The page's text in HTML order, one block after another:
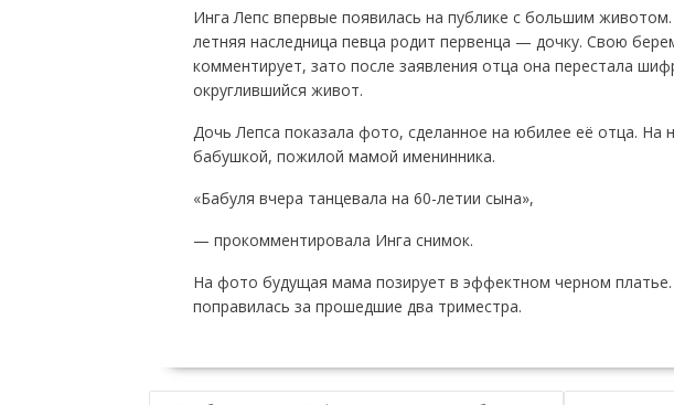
Инга Лепс впервые появилась на публике с большим
летняя наследница певца родит первенца — дочку. Свою
комментирует, зато после заявления отца она перестала
округлившийся живот.
Дочь Лепса показала фото, сделанное на юбилее её отца. На
бабушкой, пожилой мамой именинника.
«Бабуля вчера танцевала на 60-летии сына»,
— прокомментировала Инга снимок.
На фото будущая мама позирует в эффектном черном платье.
поправилась за прошедшие два триместра.